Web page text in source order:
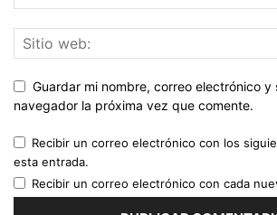
Guardar mi nombre, correo electrónico y
navegador la próxima vez que comente.
Recibir un correo electrónico con los
esta entrada.
Recibir un correo electrónico con cada